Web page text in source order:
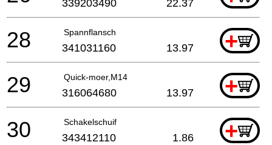
339203490 22.37
Spannflansch +
28 341031160 13.97
Quick-moer,M14 +
29 316064680 13.97
Schakelschuif +
30 343412110 1.86